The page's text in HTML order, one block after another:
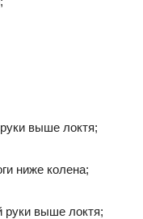
выше локтя;
ниже колена;
руки выше локтя;